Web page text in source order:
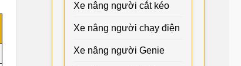
Xe nâng người cắt kéo
Xe nâng người chạy điện
Xe nâng người Genie